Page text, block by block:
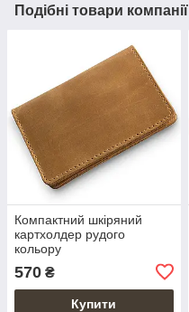
Подібні товари компанії
Компактний шкіряний
картхолдер рудого
кольору
570 ₴
Купити